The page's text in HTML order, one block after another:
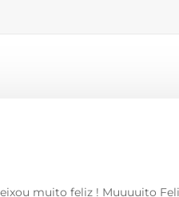
muito feliz ! Muuuuito